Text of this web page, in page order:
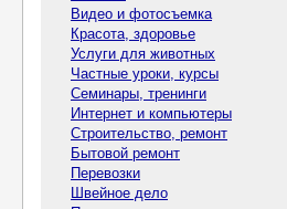
Видео и фотосъемка
Красота, здоровье
Услуги для животных
Частные уроки, курсы
Семинары, тренинги
Интернет и компьютеры
Строительство, ремонт
Бытовой ремонт
Перевозки
Швейное дело